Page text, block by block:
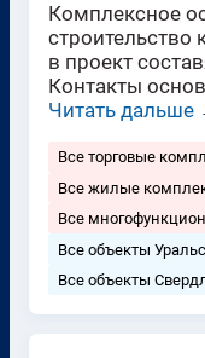
Комплексное
строительство
в проект
Контакты
Читать дальше
Все торговые
Все жилые
Все
Все объекты
Все объекты